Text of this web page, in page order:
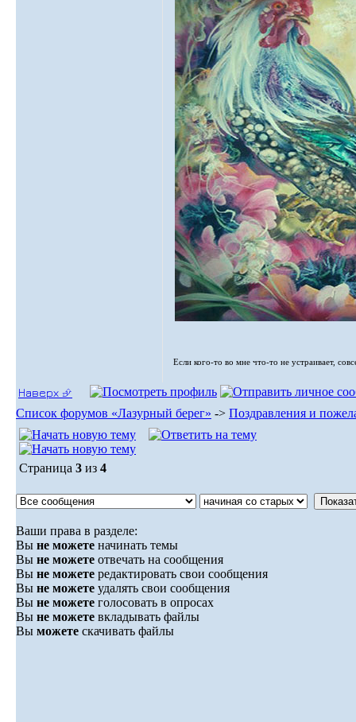
Если кого-то во мне что-то не устраивает,
Наверх ⮵
Список форумов «Лазурный берег» -> Поздравления и
Страница 3 из 4
Ваши права в разделе:
Вы не можете начинать темы
Вы не можете отвечать на сообщения
Вы не можете редактировать свои сообщения
Вы не можете удалять свои сообщения
Вы не можете голосовать в опросах
Вы не можете вкладывать файлы
Вы можете скачивать файлы